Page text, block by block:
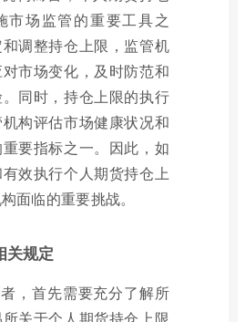
市场监管的重要工具之
调整持仓上限，监管机
市场变化，及时防范和
同时，持仓上限的执行
构评估市场健康状况和
要指标之一。因此，如
效执行个人期货持仓上
面临的重要挑战。
关规定
，首先需要充分了解所